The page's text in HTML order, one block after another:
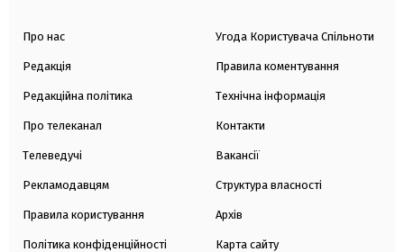
Про нас
Редакція
Редакційна політика
Про телеканал
Телеведучі
Рекламодавцям
Правила користування
Політика конфіденційності
Угода Користувача Спільноти
Правила коментування
Технічна інформація
Контакти
Вакансії
Структура власності
Архів
Карта сайту